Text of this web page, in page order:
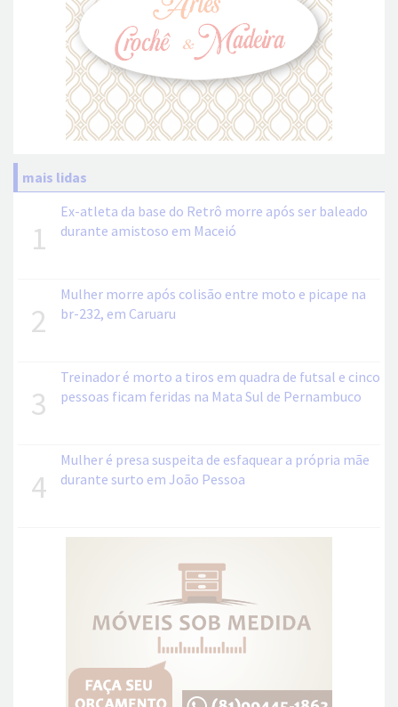
mais lidas
1
Ex-atleta da base do Retrô morre após ser baleado
durante amistoso em Maceió
2
Mulher morre após colisão entre moto e picape na
br-232, em Caruaru
3
Treinador é morto a tiros em quadra de futsal e cinco
pessoas ficam feridas na Mata Sul de Pernambuco
4
Mulher é presa suspeita de esfaquear a própria mãe
durante surto em João Pessoa